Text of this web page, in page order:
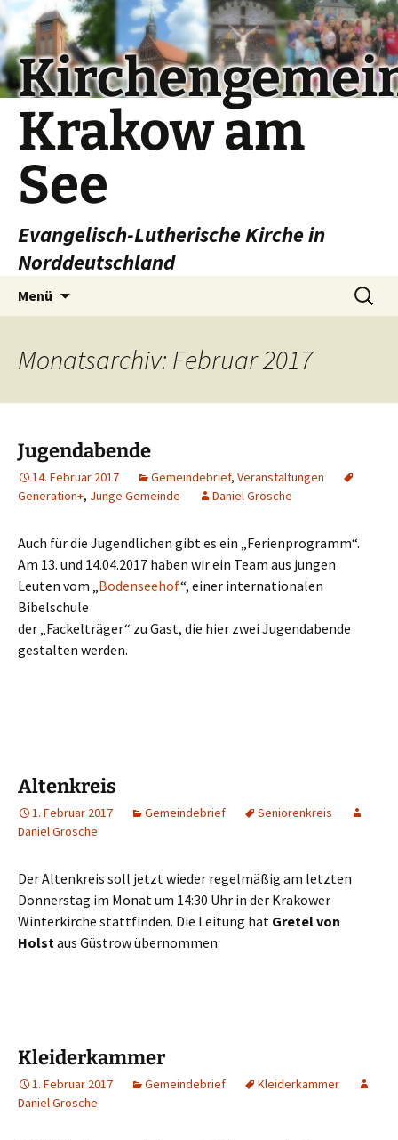
Krakow am
See
Evangelisch-Lutherische Kirche in
Norddeutschland
Menü
Suchen
nach:
Monatsarchiv: Februar 2017
Jugendabende
14. Februar 2017 Gemeindebrief, Veranstaltungen
Generation+, Junge Gemeinde Daniel Grosche
Auch für die Jugendlichen gibt es ein „Ferienprogramm“.
Am 13. und 14.04.2017 haben wir ein Team aus jungen
Leuten vom „Bodenseehof“, einer internationalen
Bibelschule
der „Fackelträger“ zu Gast, die hier zwei Jugendabende
gestalten werden.
Altenkreis
1. Februar 2017 Gemeindebrief
Seniorenkreis
Daniel Grosche
Der Altenkreis soll jetzt wieder regelmäßig am letzten
Donnerstag im Monat um 14:30 Uhr in der Krakower
Winterkirche stattfinden. Die Leitung hat Gretel von
Holstaus Güstrow übernommen.
Kleiderkammer
1. Februar 2017 Gemeindebrief
Kleiderkammer
Daniel Grosche